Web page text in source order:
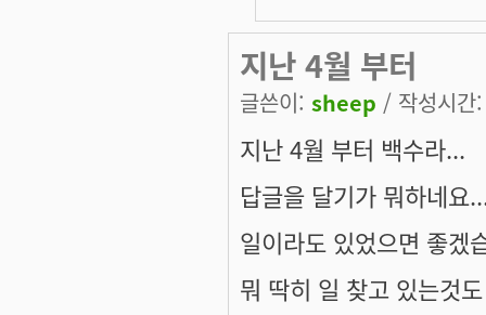
지난 4월 부터
글쓴이: sheep / 작성시
지난 4월 부터 백수라...
답글을 달기가 뭐하네요
일이라도 있었으면 좋겠
뭐 딱히 일 찾고 있는것